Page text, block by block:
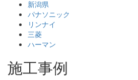
新潟県
パナソニック
リンナイ
三菱
ハーマン
施工事例